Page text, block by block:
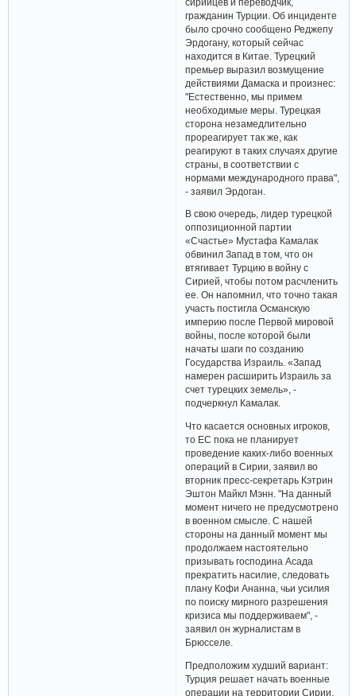
гражданин Турции. Об инциденте
было срочно сообщено Реджепу
Эрдогану, который сейчас
находится в Китае. Турецкий
премьер выразил возмущение
действиями Дамаска и произнес:
"Естественно, мы примем
необходимые меры. Турецкая
сторона незамедлительно
прореагирует так же, как
реагируют в таких случаях другие
страны, в соответствии с
нормами международного права",
- заявил Эрдоган.
В свою очередь, лидер турецкой
оппозиционной партии
«Счастье» Мустафа Камалак
обвинил Запад в том, что он
втягивает Турцию в войну с
Сирией, чтобы потом расчленить
ее. Он напомнил, что точно такая
участь постигла Османскую
империю после Первой мировой
войны, после которой были
начаты шаги по созданию
Государства Израиль. «Запад
намерен расширить Израиль за
счет турецких земель», -
подчеркнул Камалак.
Что касается основных игроков,
то ЕС пока не планирует
проведение каких-либо военных
операций в Сирии, заявил во
вторник пресс-секретарь Кэтрин
Эштон Майкл Мэнн. "На данный
момент ничего не предусмотрено
в военном смысле. С нашей
стороны на данный момент мы
продолжаем настоятельно
призывать господина Асада
прекратить насилие, следовать
плану Кофи Ананна, чьи усилия
по поиску мирного разрешения
кризиса мы поддерживаем", -
заявил он журналистам в
Брюсселе.
Предположим худший вариант:
Турция решает начать военные
операции на территории Сирии,